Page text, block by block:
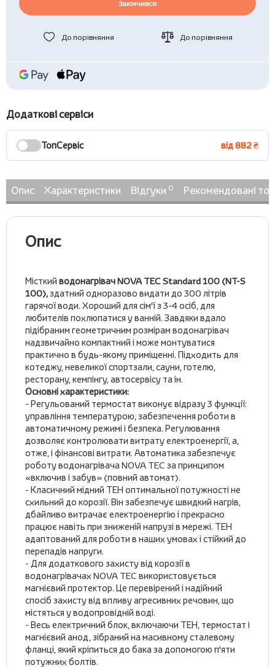
Закінчився
До порівняння До порівняння
Додаткові сервіси
ТопСервіс від 882 ₴
Опис Характеристики Відгуки 0 Рекомендовані
Опис
Місткий водонагрівач NOVA TEC Standard 100 (NT-S
100),здатний одноразово видати до 300 літрів
гарячої води. Хороший для сім'ї з 3-4 осіб, для
любителів похлюпатися у ванній. Завдяки вдало
підібраним геометричним розмірам водонагрівач
надзвичайно компактний і може монтуватися
практично в будь-якому приміщенні. Підходить для
котеджу, невеликої спортзали, сауни, готелю,
ресторану, кемпінгу, автосервісу та ін.
Основні характеристики:
- Регульований термостат виконує відразу 3 функції:
управління температурою, забезпечення роботи в
автоматичному режимі і безпека. Регулювання
дозволяє контролювати витрату електроенергії, а,
отже, і фінансові витрати. Автоматика забезпечує
роботу водонагрівача NOVA TEC за принципом
«включив і забув» (повний автомат).
- Класичний мідний ТЕН оптимальної потужності не
схильний до корозії. Він забезпечує швидкий нагрів,
дбайливо витрачає електроенергію і прекрасно
працює навіть при зниженій напрузі в мережі. ТЕН
адаптований для роботи в наших умовах і стійкий до
перепадів напруги.
- Для додаткового захисту від корозії в
водонагрівачах NOVA TEC використовується
магнієвий протектор. Це перевірений і надійний
спосіб захисту від впливу агресивних речовин, що
містяться у водопровідній воді.
- Весь електричний блок, включаючи ТЕН, термостат і
магнієвий анод, зібраний на масивному сталевому
фланці, який кріпиться до бака за допомогою п'яти
потужних болтів.